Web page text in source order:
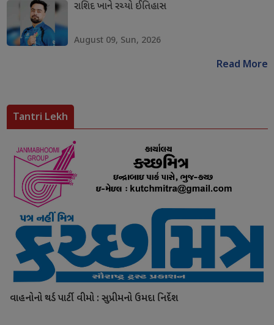
રાશિદ ખાને રચ્યો ઈતિહાસ
August 09, Sun, 2026
Read More
Tantri Lekh
વાહનોનો થર્ડ પાર્ટી વીમો : સુપ્રીમનો ઉમદા નિર્દેશ